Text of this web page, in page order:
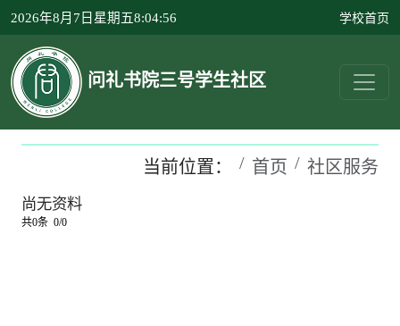
2026年8月7日星期五8:04:56 学校首页
问礼书院三号学生社区
当前位置： 首页 社区服务
尚无资料
共0条 0/0